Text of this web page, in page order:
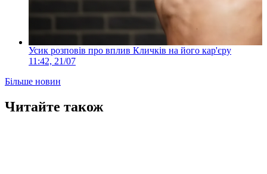
Усик розповів про вплив Кличків на його кар'єру
11:42, 21/07
Більше новин
Читайте також